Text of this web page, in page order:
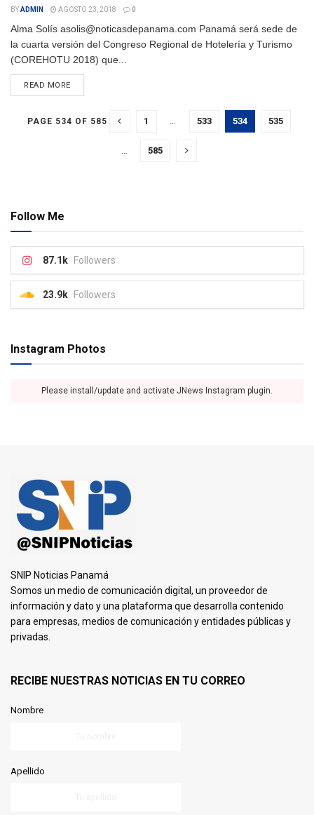
BYADMIN AGOSTO 23, 2018 0
Alma Solís asolis@noticasdepanama.com Panamá será sede de
la cuarta versión del Congreso Regional de Hotelería y Turismo
(COREHOTU 2018) que...
READ MOREDETAILS
PAGE 534 OF 585 1 … 533 534 535
… 585
Follow Me
87.1k Followers
23.9k Followers
Instagram Photos
Please install/update and activate JNews Instagram plugin.
SNIP Noticias Panamá
Somos un medio de comunicación digital, un proveedor de
información y dato y una plataforma que desarrolla contenido
para empresas, medios de comunicación y entidades públicas y
privadas.
RECIBE NUESTRAS NOTICIAS EN TU CORREO
Nombre
Apellido